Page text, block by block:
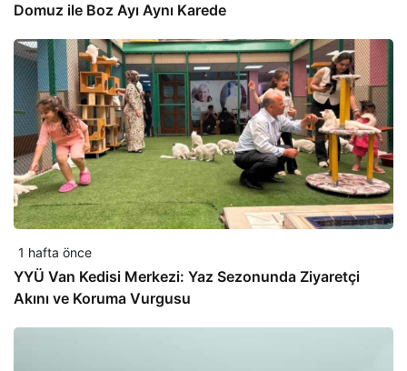
Domuz ile Boz Ayı Aynı Karede
1 hafta önce
YYÜ Van Kedisi Merkezi: Yaz Sezonunda Ziyaretçi
Akını ve Koruma Vurgusu